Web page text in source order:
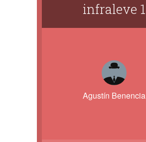
infraleve 1
Agustín Benencia